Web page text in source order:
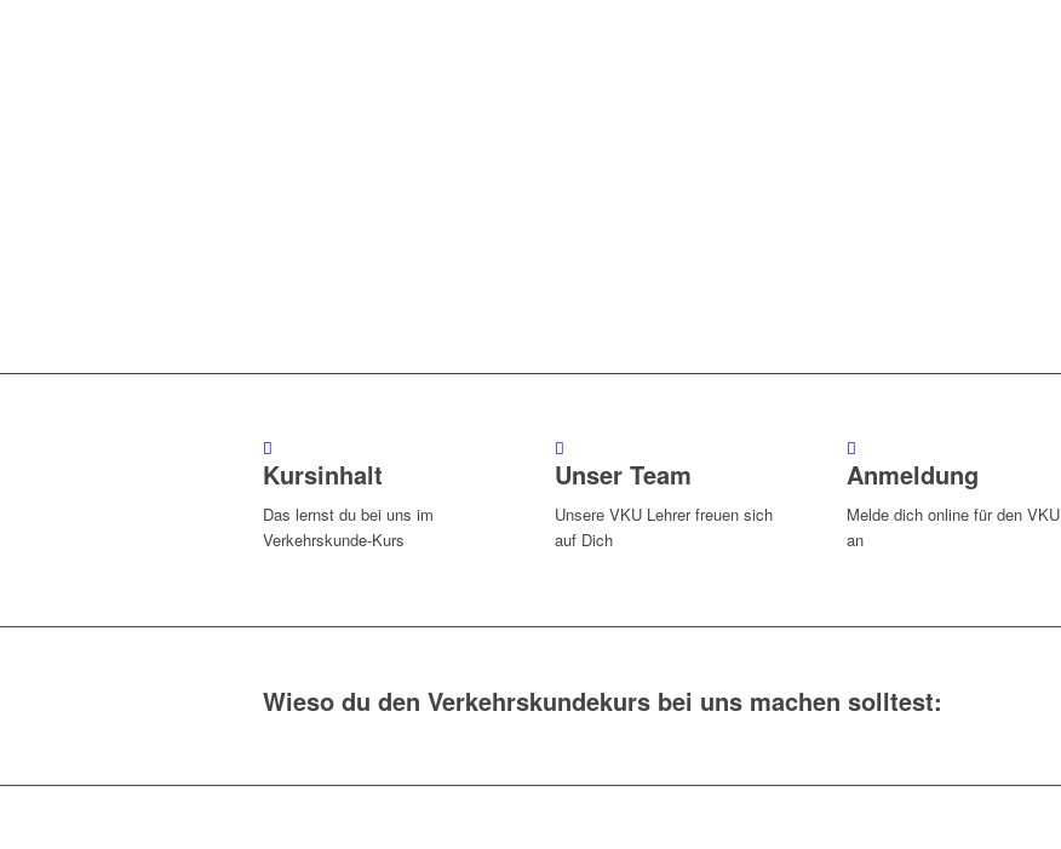
Kursinhalt
Das lernst du bei uns im
Verkehrskunde-Kurs
Unser Team
Unsere VKU Lehrer freuen sich
auf Dich
Anmeldung
Melde dich online für den VKU
an
Wieso du den Verkehrskundekurs bei uns machen solltest: